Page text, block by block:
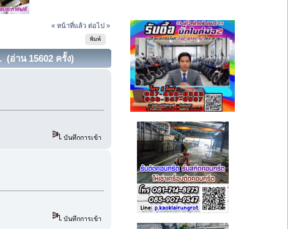
« หน้าที่แล้ว ต่อไป »
พิมพ์
อ่าน 15602 ครั้ง)
บันทึกการเข้า
บันทึกการเข้า